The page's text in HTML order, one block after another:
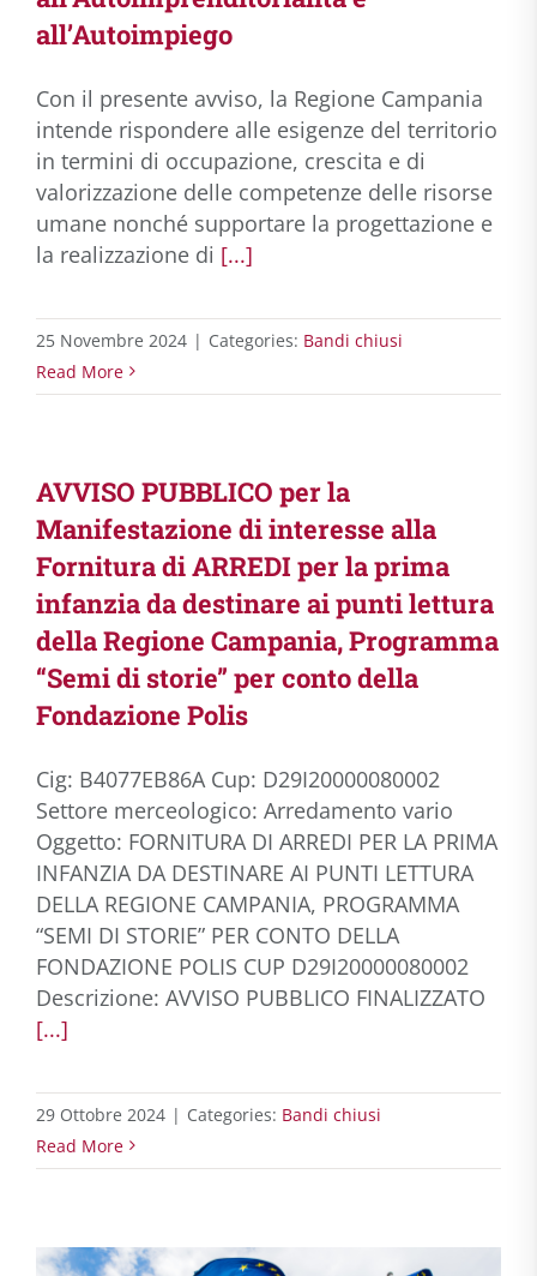
all’Autoimpiego
Con il presente avviso, la Regione Campania
intende rispondere alle esigenze del territorio
in termini di occupazione, crescita e di
valorizzazione delle competenze delle risorse
umane nonché supportare la progettazione e
la realizzazione di [...]
25 Novembre 2024 | Categories: Bandi chiusi
Read More
AVVISO PUBBLICO per la
Manifestazione di interesse alla
Fornitura di ARREDI per la prima
infanzia da destinare ai punti lettura
della Regione Campania, Programma
“Semi di storie” per conto della
Fondazione Polis
Cig: B4077EB86A Cup: D29I20000080002
Settore merceologico: Arredamento vario
Oggetto: FORNITURA DI ARREDI PER LA PRIMA
INFANZIA DA DESTINARE AI PUNTI LETTURA
DELLA REGIONE CAMPANIA, PROGRAMMA
“SEMI DI STORIE” PER CONTO DELLA
FONDAZIONE POLIS CUP D29I20000080002
Descrizione: AVVISO PUBBLICO FINALIZZATO
[...]
29 Ottobre 2024 | Categories: Bandi chiusi
Read More